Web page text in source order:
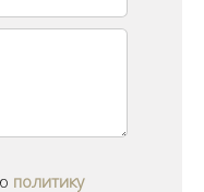
политику